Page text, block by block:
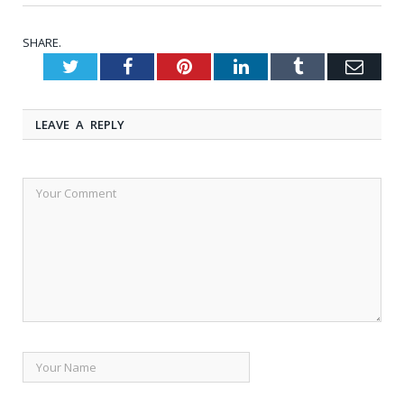
SHARE.
TwitterFacebookPinterestLinkedInTumblr
LEAVE A REPLY